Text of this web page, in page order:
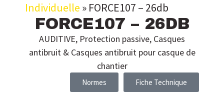
Individuelle » FORCE107 – 26db
FORCE107 – 26DB
AUDITIVE, Protection passive, Casques
antibruit & Casques antibruit pour casque de
chantier
Normes Fiche Technique